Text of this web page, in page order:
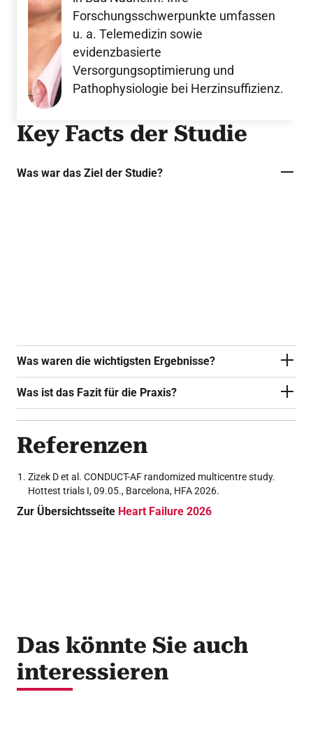
Forschungsschwerpunkte umfassen
u. a. Telemedizin sowie
evidenzbasierte
Versorgungsoptimierung und
Pathophysiologie bei Herzinsuffizienz.
Key Facts der Studie
Was war das Ziel der Studie?
Was waren die wichtigsten Ergebnisse?
Was ist das Fazit für die Praxis?
Referenzen
Zizek D et al. CONDUCT-AF randomized multicentre study.
Hottest trials I, 09.05., Barcelona, HFA 2026.
Zur Übersichtsseite Heart Failure 2026
Das könnte Sie auch
interessieren